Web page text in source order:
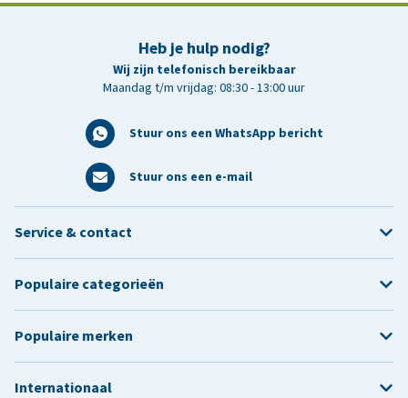
Heb je hulp nodig?
Wij zijn telefonisch bereikbaar
Maandag t/m vrijdag: 08:30 - 13:00 uur
Stuur ons een WhatsApp bericht
Stuur ons een e-mail
Service & contact
Populaire categorieën
Populaire merken
Internationaal